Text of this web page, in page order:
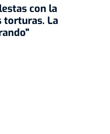
con la
torturas. La